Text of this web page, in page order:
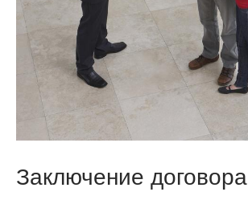
Заключение договора